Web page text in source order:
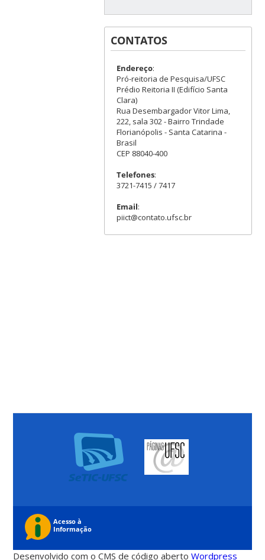
CONTATOS
Endereço:
Pró-reitoria de Pesquisa/UFSC
Prédio Reitoria II (Edifício Santa
Clara)
Rua Desembargador Vitor Lima,
222, sala 302 - Bairro Trindade
Florianópolis - Santa Catarina -
Brasil
CEP 88040-400
Telefones:
3721-7415 / 7417
Email:
piict@contato.ufsc.br
Desenvolvido com o CMS de código abertoWordpress